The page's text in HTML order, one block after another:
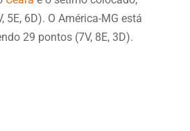
5E, 6D). O América-MG está
29 pontos (7V, 8E, 3D).